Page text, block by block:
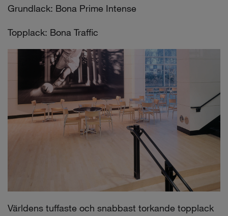
Grundlack: Bona Prime Intense
Topplack: Bona Traffic
Världens tuffaste och snabbast torkande topplack